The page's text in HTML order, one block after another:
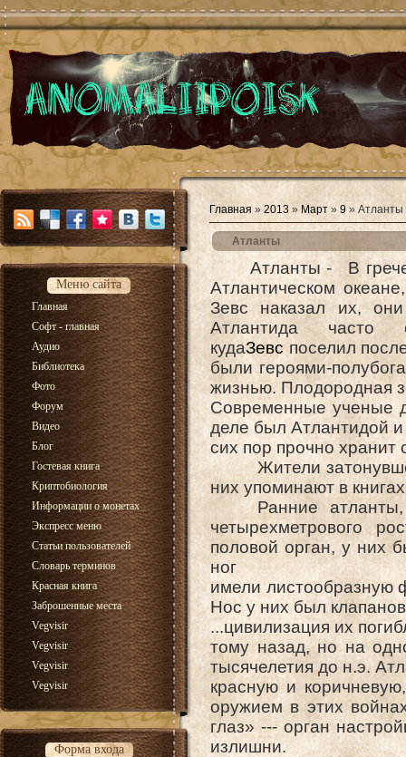
Меню сайта
Главная
Софт - главная
Аудио
Библиотека
Фото
Форум
Видео
Блог
Гостевая книга
Криптобиология
Информации о монетах
Экспресс меню
Статьи пользователей
Словарь терминов
Красная книга
Заброшенные места
Vegvisir
Vegvisir
Vegvisir
Vegvisir
Форма входа
Главная » 2013 » Март » 9 » Атланты
Атланты
Атланты - В
Атлантическом
Зевс наказал их,
Атлантида часто
кудаЗевс поселил
были героями-
жизнью. Плодородная
Современные ученые
деле был Атлантидой
сих пор прочно
Жители затонувшей
них упоминают в
Ранние атланты,
четырехметрового
половой орган, у них
ног
имели листообразную
Нос у них был
...цивилизация их
тому назад, но на
тысячелетия до н.э.
красную и
оружием в этих
глаз» --- орган
излишни.